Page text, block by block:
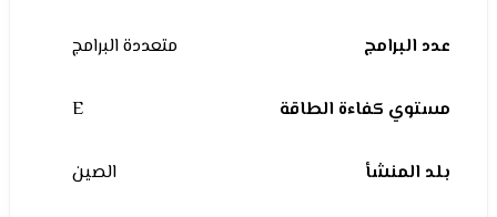
عدد البرامج متعددة البرامج
مستوي كفاءة الطاقة E
بلد المنشأ الصين